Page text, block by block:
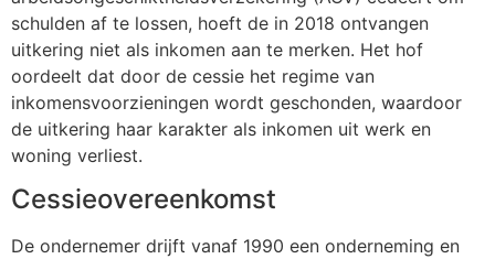
schulden af te lossen, hoeft de in 2018 ontvangen
uitkering niet als inkomen aan te merken. Het hof
oordeelt dat door de cessie het regime van
inkomensvoorzieningen wordt geschonden, waardoor
de uitkering haar karakter als inkomen uit werk en
woning verliest.
Cessieovereenkomst
De ondernemer drijft vanaf 1990 een onderneming en